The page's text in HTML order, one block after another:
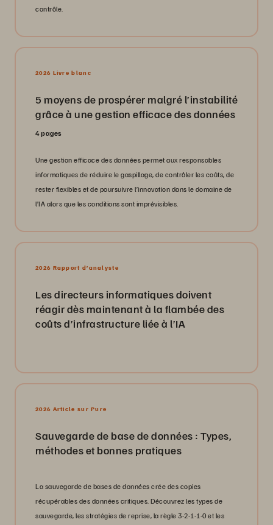
contrôle.
2026 Livre blanc
5 moyens de prospérer malgré l’instabilité
grâce à une gestion efficace des données
4 pages
Une gestion efficace des données permet aux responsables
informatiques de réduire le gaspillage, de contrôler les coûts, de
rester flexibles et de poursuivre l’innovation dans le domaine de
l’IA alors que les conditions sont imprévisibles.
2026 Rapport d’analyste
Les directeurs informatiques doivent
réagir dès maintenant à la flambée des
coûts d’infrastructure liée à l’IA
2026 Article sur Pure
Sauvegarde de base de données : Types,
méthodes et bonnes pratiques
La sauvegarde de bases de données crée des copies
récupérables des données critiques. Découvrez les types de
sauvegarde, les stratégies de reprise, la règle 3-2-1-1-0 et les